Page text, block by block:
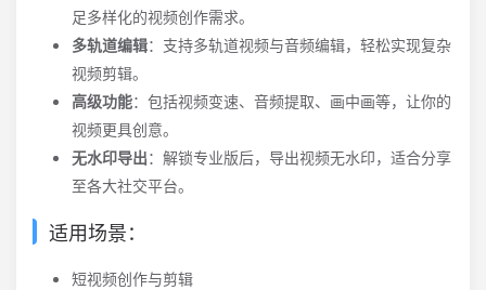
足多样化的视频创作需求。
多轨道编辑：支持多轨道视频与音频编辑，轻松实现复杂
视频剪辑。
高级功能：包括视频变速、音频提取、画中画等，让你的
视频更具创意。
无水印导出：解锁专业版后，导出视频无水印，适合分享
至各大社交平台。
适用场景：
短视频创作与剪辑